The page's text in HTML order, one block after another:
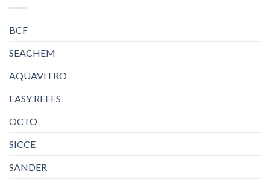
BCF
SEACHEM
AQUAVITRO
EASY REEFS
OCTO
SICCE
SANDER